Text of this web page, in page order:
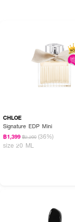
CHLOE
Signature EDP Mini
฿1,399 ฿2,200 (36%)
size 20 ML